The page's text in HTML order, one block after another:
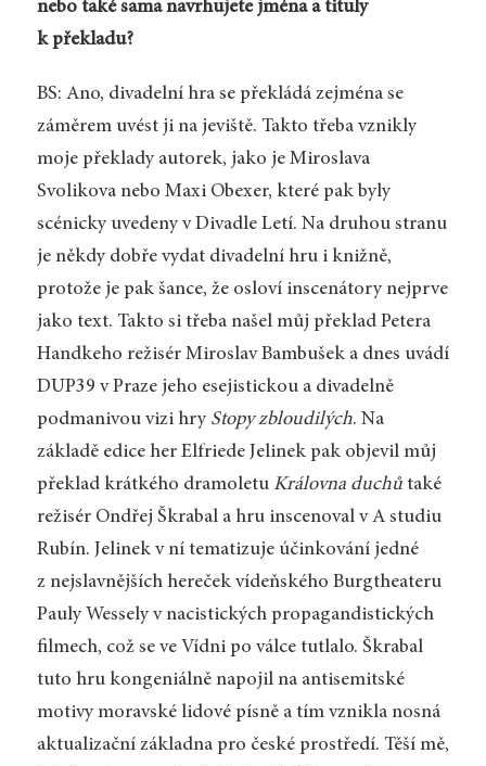
nebo také sama navrhujete jména a tituly
k překladu?
BS: Ano, divadelní hra se překládá zejména se
záměrem uvést ji na jeviště. Takto třeba vznikly
moje překlady autorek, jako je Miroslava
Svolikova nebo Maxi Obexer, které pak byly
scénicky uvedeny v Divadle Letí. Na druhou stranu
je někdy dobře vydat divadelní hru i knižně,
protože je pak šance, že osloví inscenátory nejprve
jako text. Takto si třeba našel můj překlad Petera
Handkeho režisér Miroslav Bambušek a dnes uvádí
DUP39 v Praze jeho esejistickou a divadelně
podmanivou vizi hry Stopy zbloudilých. Na
základě edice her Elfriede Jelinek pak objevil můj
překlad krátkého dramoletu Královna duchůtaké
režisér Ondřej Škrabal a hru inscenoval v A studiu
Rubín. Jelinek v ní tematizuje účinkování jedné
z nejslavnějších hereček vídeňského Burgtheateru
Pauly Wessely v nacistických propagandistických
filmech, což se ve Vídni po válce tutlalo. Škrabal
tuto hru kongeniálně napojil na antisemitské
motivy moravské lidové písně a tím vznikla nosná
aktualizační základna pro české prostředí. Těší mě,